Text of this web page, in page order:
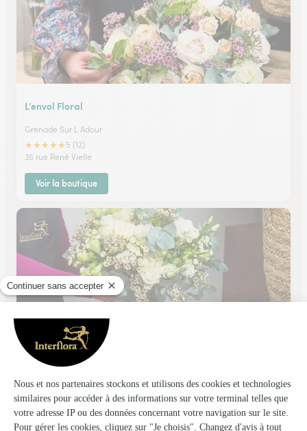
L’envol Floral
Grenade Sur L Adour
★★★★★ 5 (12)
35 rue René Vielle
Voir la boutique
Accent Vegetal
Tartas
★★★★4.1 (56)
Voir la boutique